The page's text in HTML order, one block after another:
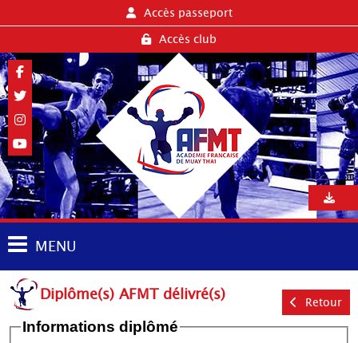
Accès passeport
Accès club
MENU
Diplôme(s) AFMT délivré(s) Retour
Informations diplômé